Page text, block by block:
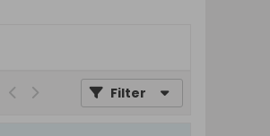
Filter